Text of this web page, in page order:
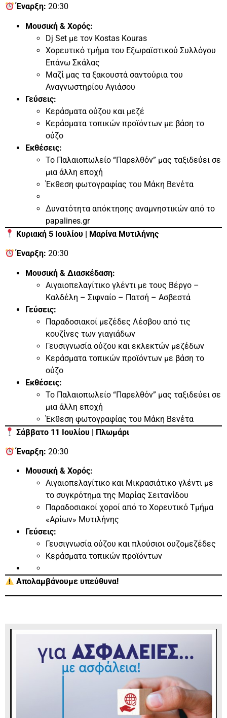
Έναρξη: 20:30
Μουσική & Χορός:
Dj Set με τον Kostas Kouras
Χορευτικό τμήμα του Εξωραϊστικού Συλλόγου
Επάνω Σκάλας
Μαζί μας τα ξακουστά σαντούρια του
Αναγνωστηρίου Αγιάσου
Γεύσεις:
Κεράσματα ούζου και μεζέ
Κεράσματα τοπικών προϊόντων με βάση το
ούζο
Εκθέσεις:
Το Παλαιοπωλείο “Παρελθόν” μας ταξιδεύει σε
μια άλλη εποχή
Έκθεση φωτογραφίας του Μάκη Βενέτα
Δυνατότητα απόκτησης αναμνηστικών από το
papalines.gr
Κυριακή 5 Ιουλίου | Μαρίνα Μυτιλήνης
Έναρξη: 20:30
Μουσική & Διασκέδαση:
Αιγαιοπελαγίτικο γλέντι με τους Βέργο –
Καλδέλη – Σιφναίο – Πατσή – Ασβεστά
Γεύσεις:
Παραδοσιακοί μεζέδες Λέσβου από τις
κουζίνες των γιαγιάδων
Γευσιγνωσία ούζου και εκλεκτών μεζέδων
Κεράσματα τοπικών προϊόντων με βάση το
ούζο
Εκθέσεις:
Το Παλαιοπωλείο “Παρελθόν” μας ταξιδεύει σε
μια άλλη εποχή
Έκθεση φωτογραφίας του Μάκη Βενέτα
Σάββατο 11 Ιουλίου | Πλωμάρι
Έναρξη: 20:30
Μουσική & Χορός:
Αιγαιοπελαγίτικο και Μικρασιάτικο γλέντι με
το συγκρότημα της Μαρίας Σειτανίδου
Παραδοσιακοί χοροί από το Χορευτικό Τμήμα
«Αρίων» Μυτιλήνης
Γεύσεις:
Γευσιγνωσία ούζου και πλούσιοι ουζομεζέδες
Κεράσματα τοπικών προϊόντων
Απολαμβάνουμε υπεύθυνα!